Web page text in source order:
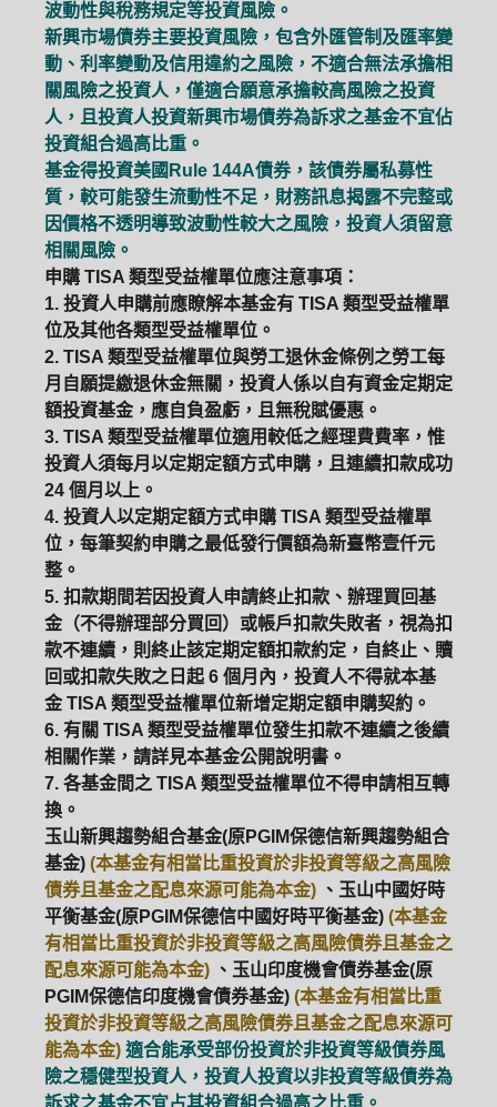
波動性與稅務規定等投資風險。
新興市場債券主要投資風險，包含外匯管制及匯率變
動、利率變動及信用違約之風險，不適合無法承擔相
關風險之投資人，僅適合願意承擔較高風險之投資
人，且投資人投資新興市場債券為訴求之基金不宜佔
投資組合過高比重。
基金得投資美國Rule 144A債券，該債券屬私募性
質，較可能發生流動性不足，財務訊息揭露不完整或
因價格不透明導致波動性較大之風險，投資人須留意
相關風險。
申購 TISA 類型受益權單位應注意事項：
1. 投資人申購前應瞭解本基金有 TISA 類型受益權單
位及其他各類型受益權單位。
2. TISA 類型受益權單位與勞工退休金條例之勞工每
月自願提繳退休金無關，投資人係以自有資金定期定
額投資基金，應自負盈虧，且無稅賦優惠。
3. TISA 類型受益權單位適用較低之經理費費率，惟
投資人須每月以定期定額方式申購，且連續扣款成功
24 個月以上。
4. 投資人以定期定額方式申購 TISA 類型受益權單
位，每筆契約申購之最低發行價額為新臺幣壹仟元
整。
5. 扣款期間若因投資人申請終止扣款、辦理買回基
金（不得辦理部分買回）或帳戶扣款失敗者，視為扣
款不連續，則終止該定期定額扣款約定，自終止、贖
回或扣款失敗之日起 6 個月內，投資人不得就本基
金 TISA 類型受益權單位新增定期定額申購契約。
6. 有關 TISA 類型受益權單位發生扣款不連續之後續
相關作業，請詳見本基金公開說明書。
7. 各基金間之 TISA 類型受益權單位不得申請相互轉
換。
玉山新興趨勢組合基金(原PGIM保德信新興趨勢組合
基金) (本基金有相當比重投資於非投資等級之高風險
債券且基金之配息來源可能為本金) 、玉山中國好時
平衡基金(原PGIM保德信中國好時平衡基金) (本基金
有相當比重投資於非投資等級之高風險債券且基金之
配息來源可能為本金) 、玉山印度機會債券基金(原
PGIM保德信印度機會債券基金) (本基金有相當比重
投資於非投資等級之高風險債券且基金之配息來源可
能為本金) 適合能承受部份投資於非投資等級債券風
險之穩健型投資人，投資人投資以非投資等級債券為
訴求之基金不宜占其投資組合過高之比重。